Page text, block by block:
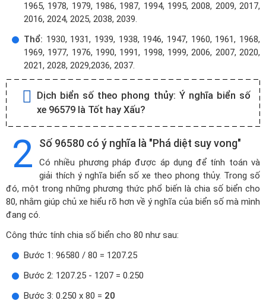
1965, 1978, 1979, 1986, 1987, 1994, 1995, 2008, 2009, 2017,
2016, 2024, 2025, 2038, 2039.
Thổ: 1930, 1931, 1939, 1938, 1946, 1947, 1960, 1961, 1968,
1969, 1977, 1976, 1990, 1991, 1998, 1999, 2006, 2007, 2020,
2021, 2028, 2029,2036, 2037.
Dịch biển số theo phong thủy: Ý nghĩa biển số
xe 96579 là Tốt hay Xấu?
2 Số 96580 có ý nghĩa là "Phá diệt suy vong"
Có nhiều phương pháp được áp dụng để tính toán và
giải thích ý nghĩa biển số xe theo phong thủy. Trong số
đó, một trong những phương thức phổ biến là chia số biển cho
80, nhằm giúp chủ xe hiểu rõ hơn về ý nghĩa của biển số mà mình
đang có.
Công thức tính chia số biển cho 80 như sau:
Bước 1: 96580 / 80 = 1207.25
Bước 2: 1207.25 - 1207 = 0.250
Bước 3: 0.250 x 80 = 20